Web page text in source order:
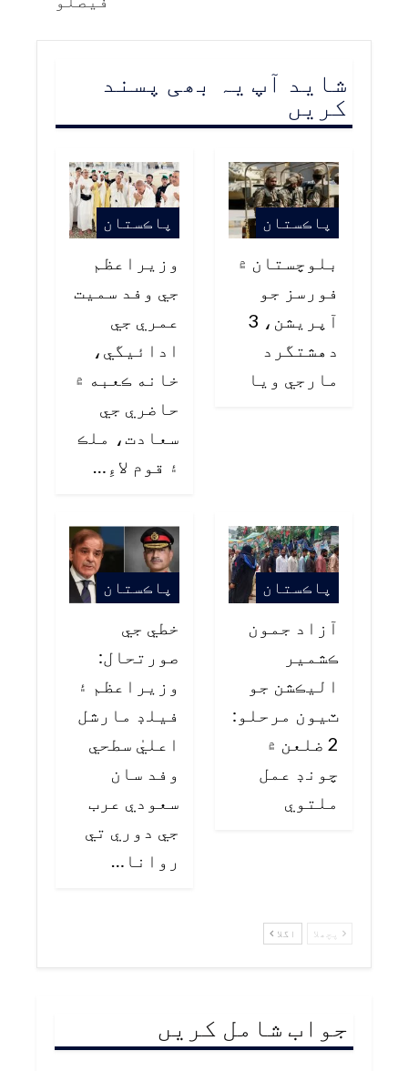
شاید آپ یہ بھی پسند
کریں
پاڪستان
بلوچستان ۾
فورسز جو
آپريشن، 3
دهشتگرد
مارجي ويا
پاڪستان
وزيراعظم
جي وفد سميت
عمري جي
ادائيگي،
خانه ڪعبه ۾
حاضري جي
سعادت، ملڪ
۽ قوم لاءِ…
پاڪستان
آزاد جمون
ڪشمير
اليڪشن جو
ٽيون مرحلو:
2 ضلعن ۾
چونڊ عمل
ملتوي
پاڪستان
خطي جي
صورتحال:
وزيراعظم ۽
فيلڊ مارشل
اعليٰ سطحي
وفد سان
سعودي عرب
جي دوري تي
روانا…
پچھلا اگلا
جواب شامل کریں